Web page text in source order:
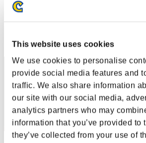
This website uses cookies
We use cookies to personalise
provide social media features and
traffic. We also share information
our site with our social media,
analytics partners who may
information that you’ve provided to
they’ve collected from your use of
Classifiche
51